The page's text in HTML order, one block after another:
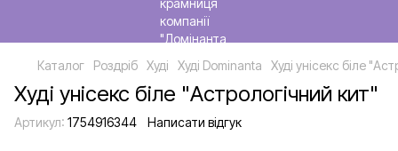
Каталог Роздріб Худі Худі Dominanta Худі унісекс біле
Худі унісекс біле "Астрологічний кит"
Артикул: 1754916344 Написати відгук